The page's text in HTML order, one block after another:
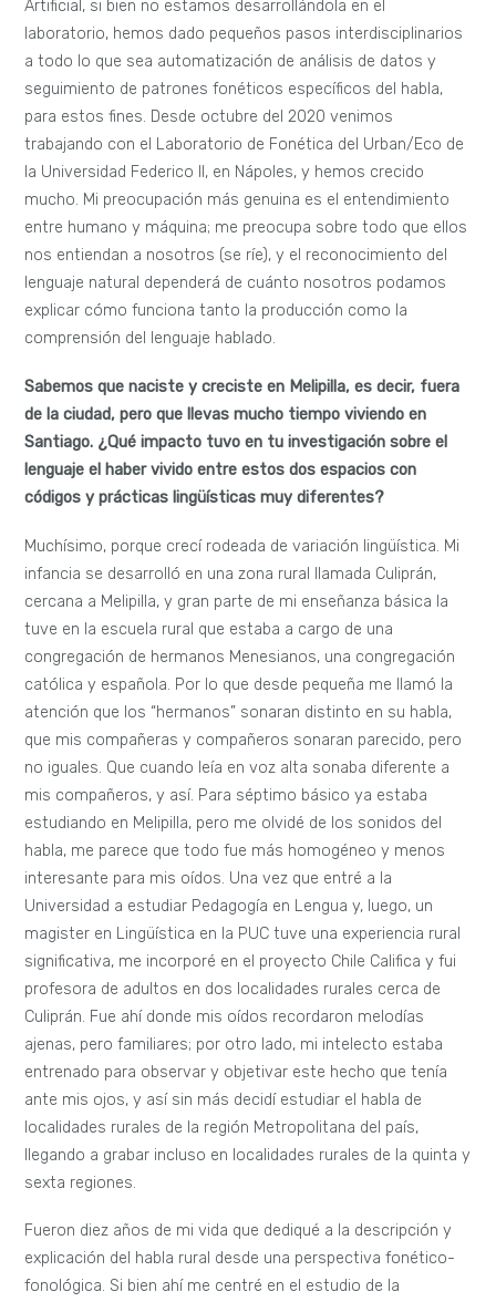
Artificial, si bien no estamos desarrollándola en el
laboratorio, hemos dado pequeños pasos interdisciplinarios
a todo lo que sea automatización de análisis de datos y
seguimiento de patrones fonéticos específicos del habla,
para estos fines. Desde octubre del 2020 venimos
trabajando con el Laboratorio de Fonética del Urban/Eco de
la Universidad Federico II, en Nápoles, y hemos crecido
mucho. Mi preocupación más genuina es el entendimiento
entre humano y máquina; me preocupa sobre todo que ellos
nos entiendan a nosotros (se ríe), y el reconocimiento del
lenguaje natural dependerá de cuánto nosotros podamos
explicar cómo funciona tanto la producción como la
comprensión del lenguaje hablado.
Sabemos que naciste y creciste en Melipilla, es decir, fuera
de la ciudad, pero que llevas mucho tiempo viviendo en
Santiago. ¿Qué impacto tuvo en tu investigación sobre el
lenguaje el haber vivido entre estos dos espacios con
códigos y prácticas lingüísticas muy diferentes?
Muchísimo, porque crecí rodeada de variación lingüística. Mi
infancia se desarrolló en una zona rural llamada Culiprán,
cercana a Melipilla, y gran parte de mi enseñanza básica la
tuve en la escuela rural que estaba a cargo de una
congregación de hermanos Menesianos, una congregación
católica y española. Por lo que desde pequeña me llamó la
atención que los “hermanos” sonaran distinto en su habla,
que mis compañeras y compañeros sonaran parecido, pero
no iguales. Que cuando leía en voz alta sonaba diferente a
mis compañeros, y así. Para séptimo básico ya estaba
estudiando en Melipilla, pero me olvidé de los sonidos del
habla, me parece que todo fue más homogéneo y menos
interesante para mis oídos. Una vez que entré a la
Universidad a estudiar Pedagogía en Lengua y, luego, un
magister en Lingüística en la PUC tuve una experiencia rural
significativa, me incorporé en el proyecto Chile Califica y fui
profesora de adultos en dos localidades rurales cerca de
Culiprán. Fue ahí donde mis oídos recordaron melodías
ajenas, pero familiares; por otro lado, mi intelecto estaba
entrenado para observar y objetivar este hecho que tenía
ante mis ojos, y así sin más decidí estudiar el habla de
localidades rurales de la región Metropolitana del país,
llegando a grabar incluso en localidades rurales de la quinta y
sexta regiones.
Fueron diez años de mi vida que dediqué a la descripción y
explicación del habla rural desde una perspectiva fonético-
fonológica. Si bien ahí me centré en el estudio de la